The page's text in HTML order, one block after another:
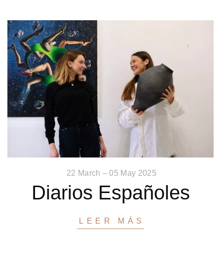
22 March – 05 May 2025
Diarios Españoles
LEER MÁS